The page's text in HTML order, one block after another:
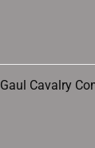
Gaul Cavalry